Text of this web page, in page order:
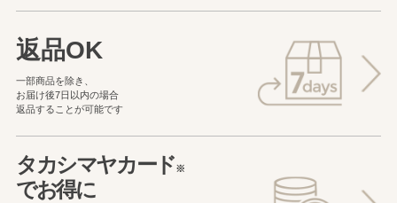
返品OK
一部商品を除き、
お届け後7日以内の場合
返品することが可能です
タカシマヤカード※
でお得に